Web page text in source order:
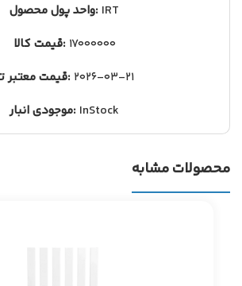
واحد پول محصول: IRT
قیمت کالا: 17000000
قیمت معتبر تا: 2026-03-21
موجودی انبار: InStock
محصولات مشابه